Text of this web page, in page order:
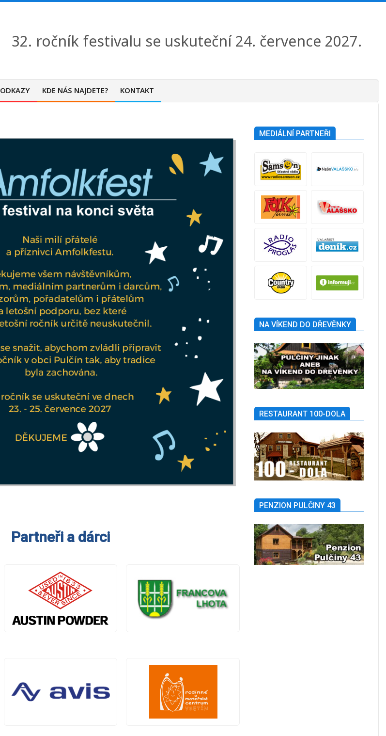
32. ročník festivalu se uskuteční 24. července 2027.
ODKAZY KDE NÁS NAJDETE? KONTAKT
Partneři a dárci
MEDIÁLNÍ PARTNEŘI
NA VÍKEND DO DŘEVĚNKY
RESTAURANT 100-DOLA
PENZION PULČINY 43